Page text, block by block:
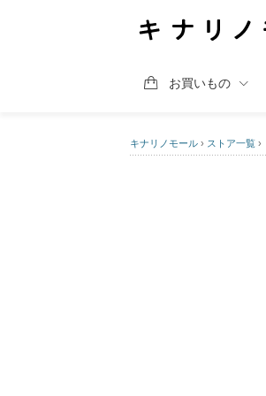
お買いもの
キナリノモール › ストア一覧 ›